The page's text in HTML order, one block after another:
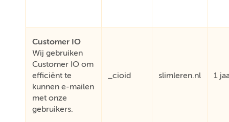
Customer IO
Wij gebruiken
Customer IO om
efficiënt te
kunnen e-mailen
met onze
gebruikers.
_cioid slimleren.nl 1